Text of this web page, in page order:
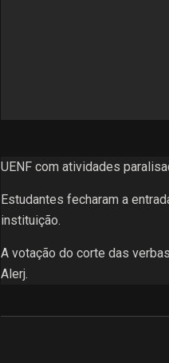
UENF com atividades
Estudantes fecharam a
instituição.
A votação do corte das
Alerj.